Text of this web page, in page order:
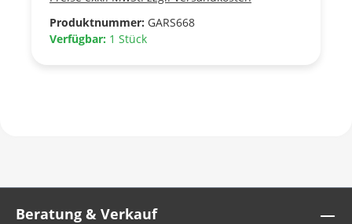
Produktnummer: GARS668
Verfügbar: 1 Stück
Beratung & Verkauf